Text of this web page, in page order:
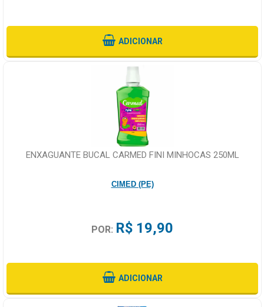
ADICIONAR
ENXAGUANTE BUCAL CARMED FINI MINHOCAS 250ML
CIMED (PE)
POR: R$ 19,90
ADICIONAR